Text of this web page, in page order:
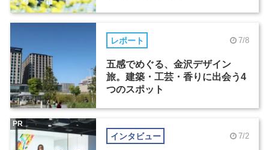
レポート 7/8
五感でめぐる、金沢デザイン
旅。建築・工芸・香りに出会う4
つのスポット
インタビュー 7/2
PR